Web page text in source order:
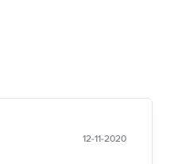
12-11-2020